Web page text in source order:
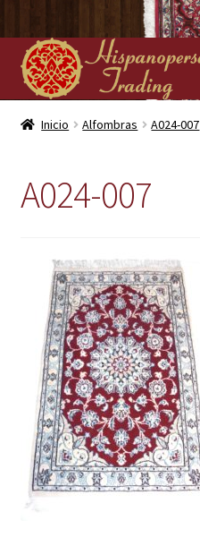
Ir
a
la
navegación
Ir
al
contenido
Inicio
Kilims
Contacto
Inicio Alfombras A024-007
A024-007